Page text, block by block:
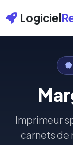
Logiciel
Imprimeur
carnets de